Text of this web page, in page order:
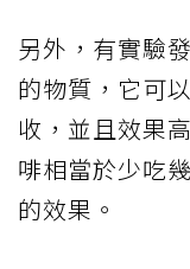
另外，有實驗
的物質，它可
收，並且效果
啡相當於少吃
的效果。